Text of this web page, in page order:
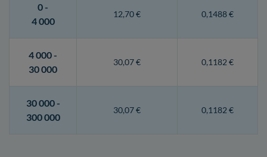
0 -
4 000
12,70 € 0,1488 €
4 000 -
30 000
30,07 € 0,1182 €
30 000 -
300 000
30,07 € 0,1182 €